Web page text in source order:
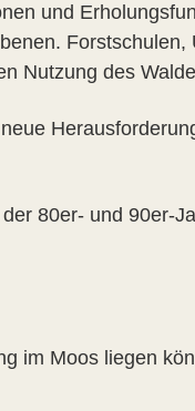
und
Forstschulen,
Nutzung des
80er- und 90er-
im Moos liegen